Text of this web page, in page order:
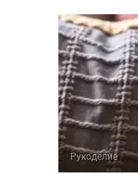
Рукоделие